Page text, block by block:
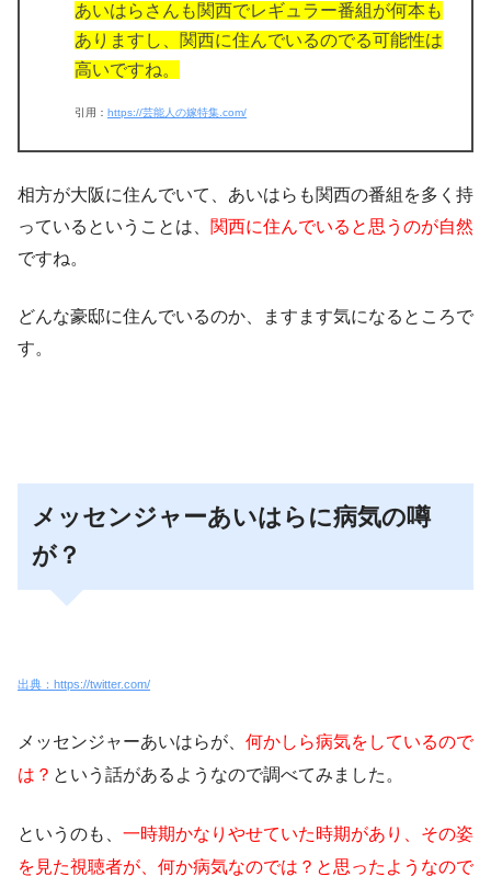
あいはらさんも関西でレギュラー番組が何本も
ありますし、関西に住んでいるのでる可能性は
高いですね。
引用： https://芸能人の嫁特集.com/
相方が大阪に住んでいて、あいはらも関西の番組を多く持
っているということは、 関西に住んでいると思うのが自然
ですね。
どんな豪邸に住んでいるのか、ますます気になるところで
す。
メッセンジャーあいはらに病気の噂
が？
出典：https://twitter.com/
メッセンジャーあいはらが、 何かしら病気をしているので
は？ という話があるようなので調べてみました。
というのも、 一時期かなりやせていた時期があり、その姿
を見た視聴者が、何か病気なのでは？と思ったようなので